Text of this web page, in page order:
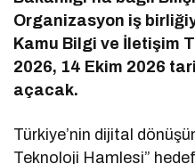
Organizasyon iş
Kamu Bilgi ve İletişim
2026, 14 Ekim 2026
açacak.
Türkiye’nin dijital
Teknoloji Hamlesi”